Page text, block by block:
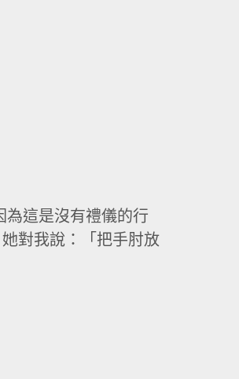
為這是沒有禮儀的行
對我說：「把手肘放